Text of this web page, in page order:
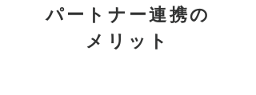
パートナー連携の
メリット